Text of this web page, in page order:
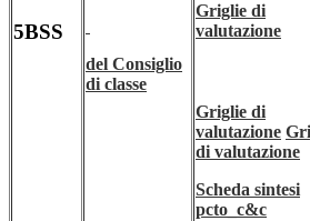
5BSS
del Consiglio
di classe
Griglie di
valutazione
Griglie di
valutazione
di valutazione
Scheda sintesi
pcto_c&c